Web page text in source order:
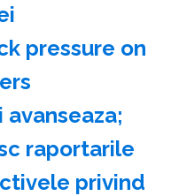
pressure on
raportarile
privind